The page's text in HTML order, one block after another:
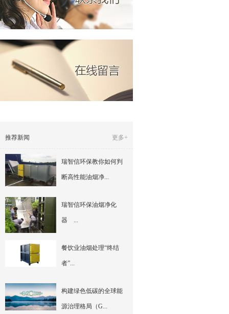
推荐新闻 更多+
瑞智信环保教你如何判
断高性能油烟净...
瑞智信环保油烟净化
器 ...
餐饮业油烟处理“终结
者”...
构建绿色低碳的全球能
源治理格局（G...